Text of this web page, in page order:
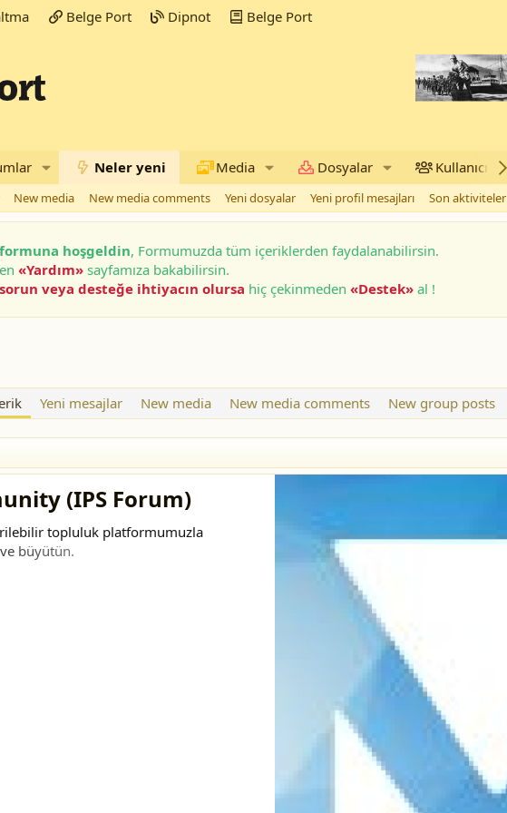
Belge Port Dipnot Belge Port
Neler yeni Media Dosyalar Kullanıcılar
New media New media comments Yeni dosyalar Yeni profil mesajları Son aktiviteler
hoşgeldin, Formumuzda tüm içeriklerden faydalanabilirsin.
«Yardım» sayfamıza bakabilirsin.
veya desteğe ihtiyacın olursa hiç çekinmeden «Destek» al !
Yeni mesajlar New media New media comments New group posts
(IPS Forum)
topluluk platformumuzla
büyütün.